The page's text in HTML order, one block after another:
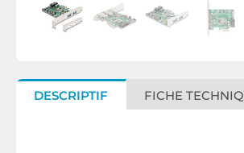
DESCRIPTIF FICHE